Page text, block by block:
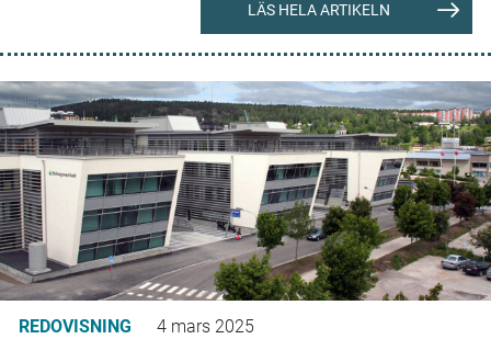
LÄS HELA ARTIKELN
REDOVISNING 4 mars 2025